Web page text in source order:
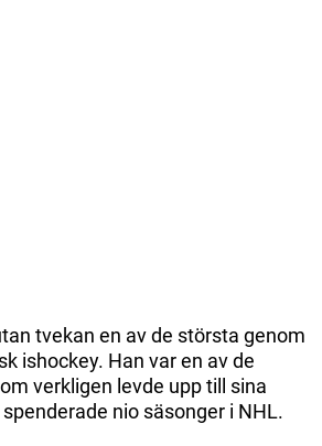
tvekan en av de största genom
ishockey. Han var en av de
verkligen levde upp till sina
nio säsonger i NHL.